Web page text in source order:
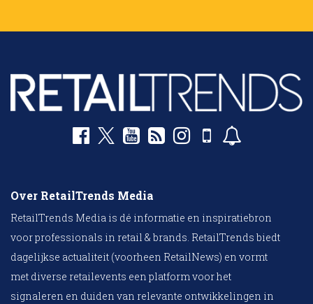
Over RetailTrends Media
RetailTrends Media is dé informatie en inspiratiebron
voor professionals in retail & brands. RetailTrends biedt
dagelijkse actualiteit (voorheen RetailNews) en vormt
met diverse retailevents een platform voor het
signaleren en duiden van relevante ontwikkelingen in